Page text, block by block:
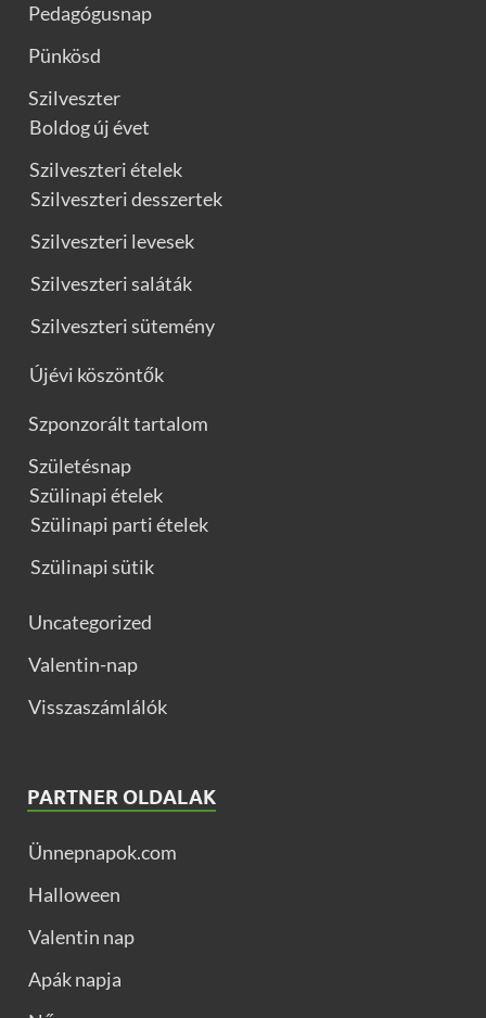
Pedagógusnap
Pünkösd
Szilveszter
Boldog új évet
Szilveszteri ételek
Szilveszteri desszertek
Szilveszteri levesek
Szilveszteri saláták
Szilveszteri sütemény
Újévi köszöntők
Szponzorált tartalom
Születésnap
Szülinapi ételek
Szülinapi parti ételek
Szülinapi sütik
Uncategorized
Valentin-nap
Visszaszámlálók
PARTNER OLDALAK
Ünnepnapok.com
Halloween
Valentin nap
Apák napja